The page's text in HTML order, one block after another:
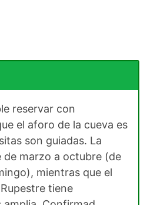
reservar con
el aforo de la cueva es
son guiadas. La
de marzo a octubre (de
mientras que el
tiene